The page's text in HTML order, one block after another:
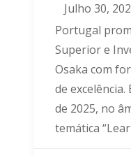
Julho 30,
Portugal
Superior e
Osaka com
de
de 2025, no
temática